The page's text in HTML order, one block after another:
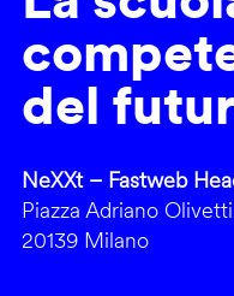
del
NeXXt – Fastweb
Piazza Adriano Olivetti
20139 Milano